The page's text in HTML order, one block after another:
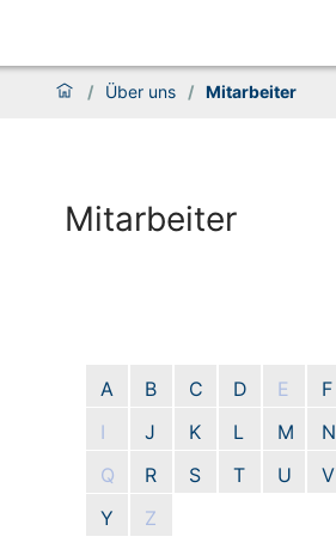
/ Über uns / Mitarbeiter
Mitarbeiter
A B C D E F
I
J K L M N
Q
R S T U V
Y
Z